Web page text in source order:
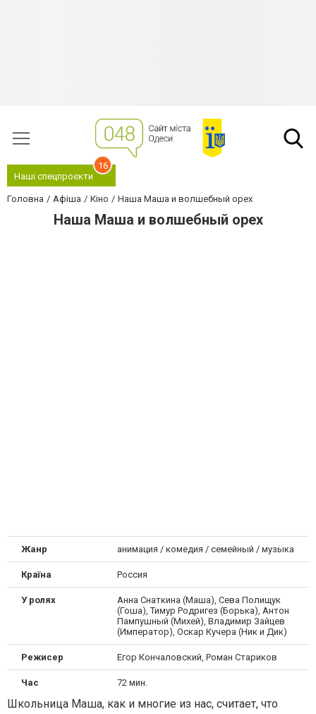
Наші спецпроєкти
16
Головна Афіша Кіно Наша Маша и волшебный орех
Наша Маша и волшебный орех
Жанр анимация / комедия / семейный / музыка
Країна Россия
У ролях
Анна Снаткина (Маша), Сева Полищук
(Гоша), Тимур Родригез (Борька), Антон
Пампушный (Михей), Владимир Зайцев
(Император), Оскар Кучера (Ник и Дик)
Режисер Егор Кончаловский, Роман Стариков
Час 72 мин.
Школьница Маша, как и многие из нас, считает, что